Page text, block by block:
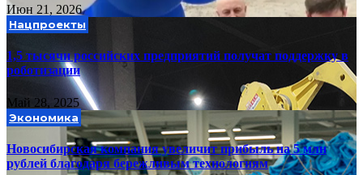
Июн 21, 2026
Нацпроекты
1,5 тысячи российских предприятий получат поддержку в
роботизации
Май 28, 2025
Экономика
Новосибирская компания увеличит прибыль на 5 млн
рублей благодаря бережливым технологиям